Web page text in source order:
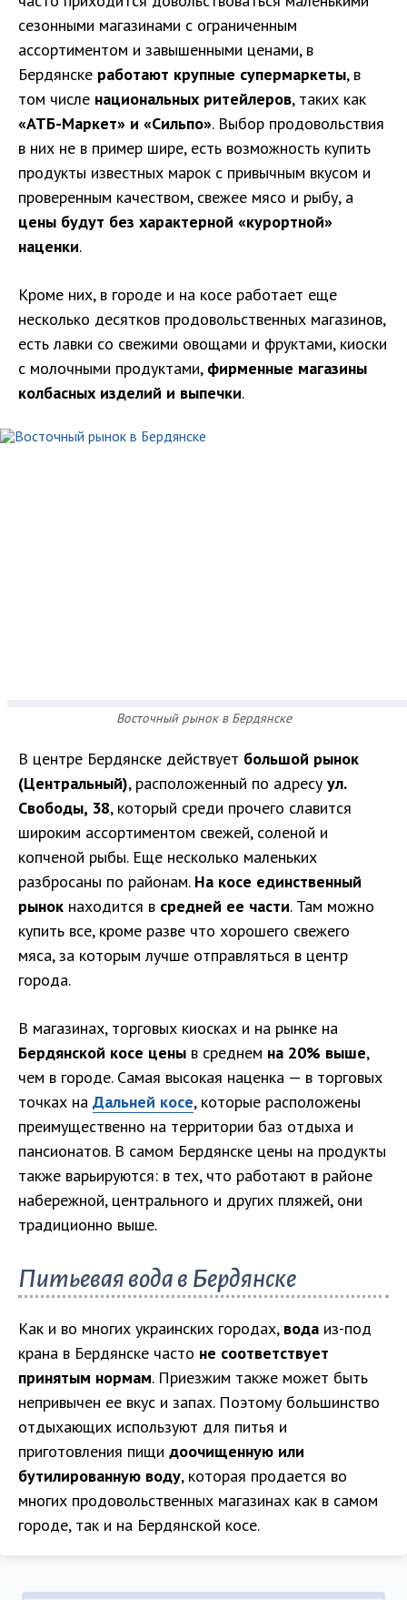
сезонными магазинами с ограниченным
ассортиментом и завышенными ценами, в
Бердянске работают крупные супермаркеты, в
том числе национальных ритейлеров, таких как
«АТБ-Маркет» и «Сильпо». Выбор продовольствия
в них не в пример шире, есть возможность купить
продукты известных марок с привычным вкусом и
проверенным качеством, свежее мясо и рыбу, а
цены будут без характерной «курортной»
наценки.
Кроме них, в городе и на косе работает еще
несколько десятков продовольственных магазинов,
есть лавки со свежими овощами и фруктами, киоски
с молочными продуктами, фирменные магазины
колбасных изделий и выпечки.
Восточный рынок в Бердянске
В центре Бердянске действует большой рынок
(Центральный), расположенный по адресу ул.
Свободы, 38, который среди прочего славится
широким ассортиментом свежей, соленой и
копченой рыбы. Еще несколько маленьких
разбросаны по районам. На косе единственный
рынок находится в средней ее части. Там можно
купить все, кроме разве что хорошего свежего
мяса, за которым лучше отправляться в центр
города.
В магазинах, торговых киосках и на рынке на
Бердянской косе цены в среднем на 20% выше,
чем в городе. Самая высокая наценка — в торговых
точках на Дальней косе, которые расположены
преимущественно на территории баз отдыха и
пансионатов. В самом Бердянске цены на продукты
также варьируются: в тех, что работают в районе
набережной, центрального и других пляжей, они
традиционно выше.
Питьевая вода в Бердянске
Как и во многих украинских городах, вода из-под
крана в Бердянске часто не соответствует
принятым нормам. Приезжим также может быть
непривычен ее вкус и запах. Поэтому большинство
отдыхающих используют для питья и
приготовления пищи доочищенную или
бутилированную воду, которая продается во
многих продовольственных магазинах как в самом
городе, так и на Бердянской косе.